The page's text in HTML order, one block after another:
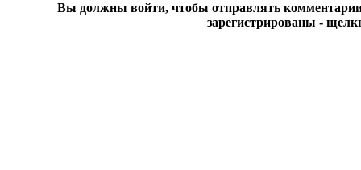
Вы должны войти, чтобы отправлять комментарии
зарегистрированы -